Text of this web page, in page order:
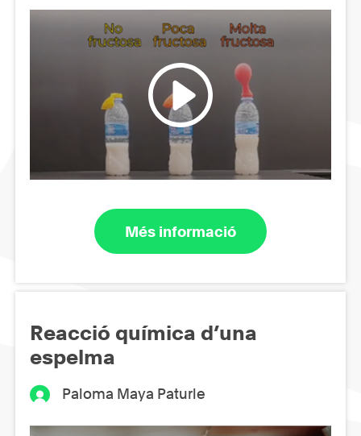
Més informació
Reacció química d’una
espelma
Paloma Maya Paturle